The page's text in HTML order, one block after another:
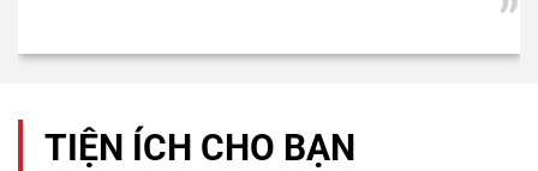
TIỆN ÍCH CHO BẠN